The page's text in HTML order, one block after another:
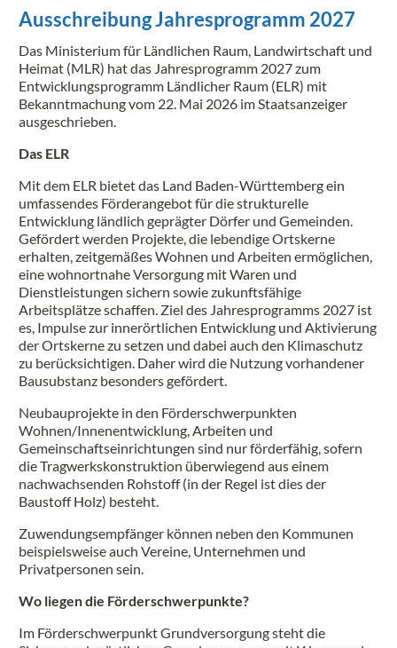
Ausschreibung Jahresprogramm 2027
Das Ministerium für Ländlichen Raum, Landwirtschaft und
Heimat (MLR) hat das Jahresprogramm 2027 zum
Entwicklungsprogramm Ländlicher Raum (ELR) mit
Bekanntmachung vom 22. Mai 2026 im Staatsanzeiger
ausgeschrieben.
Das ELR
Mit dem ELR bietet das Land Baden-Württemberg ein
umfassendes Förderangebot für die strukturelle
Entwicklung ländlich geprägter Dörfer und Gemeinden.
Gefördert werden Projekte, die lebendige Ortskerne
erhalten, zeitgemäßes Wohnen und Arbeiten ermöglichen,
eine wohnortnahe Versorgung mit Waren und
Dienstleistungen sichern sowie zukunftsfähige
Arbeitsplätze schaffen. Ziel des Jahresprogramms 2027 ist
es, Impulse zur innerörtlichen Entwicklung und Aktivierung
der Ortskerne zu setzen und dabei auch den Klimaschutz
zu berücksichtigen. Daher wird die Nutzung vorhandener
Bausubstanz besonders gefördert.
Neubauprojekte in den Förderschwerpunkten
Wohnen/Innenentwicklung, Arbeiten und
Gemeinschaftseinrichtungen sind nur förderfähig, sofern
die Tragwerkskonstruktion überwiegend aus einem
nachwachsenden Rohstoff (in der Regel ist dies der
Baustoff Holz) besteht.
Zuwendungsempfänger können neben den Kommunen
beispielsweise auch Vereine, Unternehmen und
Privatpersonen sein.
Wo liegen die Förderschwerpunkte?
Im Förderschwerpunkt Grundversorgung steht die